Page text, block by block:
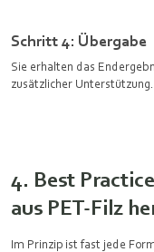
Schritt 4: Übergabe
Sie erhalten das
zusätzlicher Unterstützung.
4. Best
aus PET-Filz
Im Prinzip ist fast jede